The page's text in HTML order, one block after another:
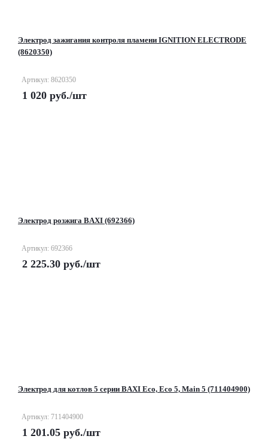
Электрод зажигания контроля пламени IGNITION ELECTRODE
(8620350)
Артикул: 8620350
1 020 руб./шт
Электрод розжига BAXI (692366)
Артикул: 692366
2 225.30 руб./шт
Электрод для котлов 5 серии BAXI Eco, Eco 5, Main 5 (711404900)
Артикул: 711404900
1 201.05 руб./шт